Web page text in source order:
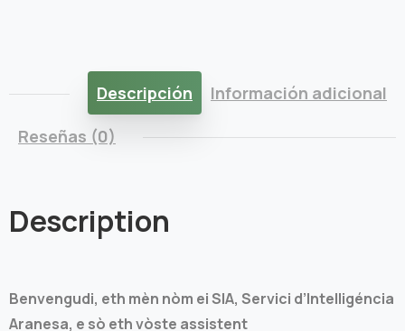
Descripción
Información adicional
Reseñas (0)
Description
Benvengudi, eth mèn nòm ei SIA, Servici d’Intelligéncia
Aranesa, e sò eth vòste assistent